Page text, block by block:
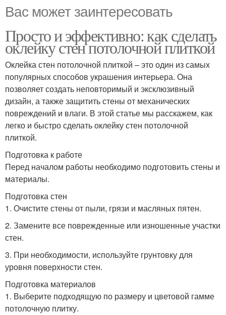
Вас может заинтересовать
Просто и эффективно: как сделать
оклейку стен потолочной плиткой
Оклейка стен потолочной плиткой – это один из самых
популярных способов украшения интерьера. Она
позволяет создать неповторимый и эксклюзивный
дизайн, а также защитить стены от механических
повреждений и влаги. В этой статье мы расскажем, как
легко и быстро сделать оклейку стен потолочной
плиткой.
Подготовка к работе
Перед началом работы необходимо подготовить стены и
материалы.
Подготовка стен
1. Очистите стены от пыли, грязи и масляных пятен.
2. Замените все поврежденные или изношенные участки
стен.
3. При необходимости, используйте грунтовку для
уровня поверхности стен.
Подготовка материалов
1. Выберите подходящую по размеру и цветовой гамме
потолочную плитку.